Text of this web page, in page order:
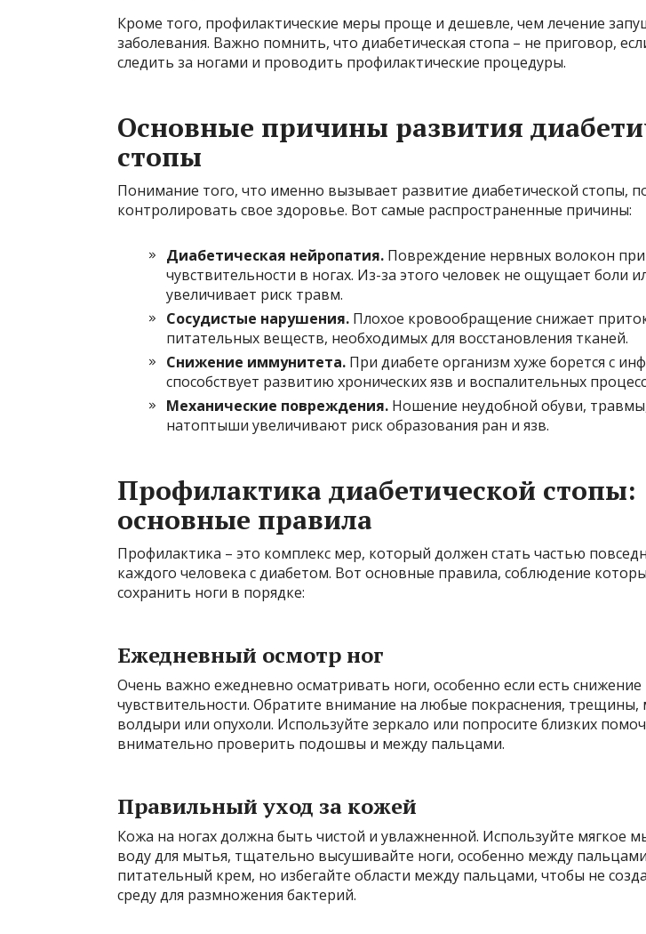
Кроме того, профилактические меры проще и дешевле, чем лечение
заболевания. Важно помнить, что диабетическая стопа – не приговор,
следить за ногами и проводить профилактические процедуры.
Основные причины развития
стопы
Понимание того, что именно вызывает развитие диабетической стопы,
контролировать свое здоровье. Вот самые распространенные причины:
Диабетическая нейропатия. Повреждение нервных волокон
чувствительности в ногах. Из-за этого человек не ощущает боли
увеличивает риск травм.
Сосудистые нарушения. Плохое кровообращение снижает
питательных веществ, необходимых для восстановления тканей.
Снижение иммунитета. При диабете организм хуже борется с
способствует развитию хронических язв и воспалительных
Механические повреждения. Ношение неудобной обуви,
натоптыши увеличивают риск образования ран и язв.
Профилактика диабетической стопы:
основные правила
Профилактика – это комплекс мер, который должен стать частью
каждого человека с диабетом. Вот основные правила, соблюдение
сохранить ноги в порядке:
Ежедневный осмотр ног
Очень важно ежедневно осматривать ноги, особенно если есть снижение
чувствительности. Обратите внимание на любые покраснения, трещины,
волдыри или опухоли. Используйте зеркало или попросите близких
внимательно проверить подошвы и между пальцами.
Правильный уход за кожей
Кожа на ногах должна быть чистой и увлажненной. Используйте мягкое
воду для мытья, тщательно высушивайте ноги, особенно между
питательный крем, но избегайте области между пальцами, чтобы не
среду для размножения бактерий.